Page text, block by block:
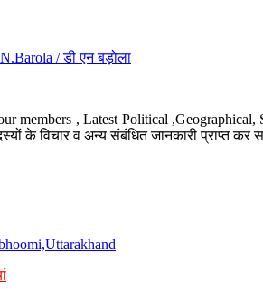
/ डी एन बड़ोला
members , Latest Political
के विचार व अन्य संबंधित जानकारी प्राप्त